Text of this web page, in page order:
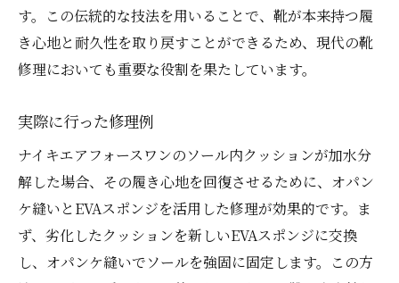
す。この伝統的な技法を用いることで、靴が本来持つ履
き心地と耐久性を取り戻すことができるため、現代の靴
修理においても重要な役割を果たしています。
実際に行った修理例
ナイキエアフォースワンのソール内クッションが加水分
解した場合、その履き心地を回復させるために、オパン
ケ縫いとEVAスポンジを活用した修理が効果的です。ま
ず、劣化したクッションを新しいEVAスポンジに交換
し、オパンケ縫いでソールを強固に固定します。この方